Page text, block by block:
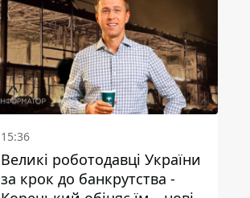
15:36
Великі роботодавці України
за крок до банкрутства -